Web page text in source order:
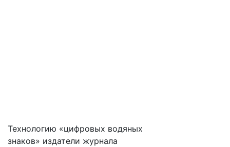
Технологию «цифровых водяных
знаков» издатели журнала